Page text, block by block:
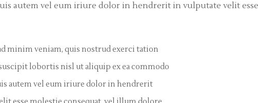
autem vel eum iriure dolor in hendrerit in vulputate velit
minim veniam, quis nostrud exerci tation
lobortis nisl ut aliquip ex ea commodo
autem vel eum iriure dolor in hendrerit